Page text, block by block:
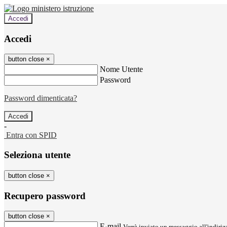
Accedi
Accedi
button close ×
Nome Utente
Password
Password dimenticata?
-
Entra con SPID
Seleziona utente
button close ×
Recupero password
button close ×